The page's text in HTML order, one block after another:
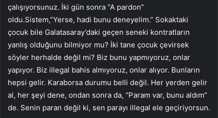
çalışıyorsunuz. İki gün sonra “A pardon”
oldu.Sistem,”Yerse, hadi bunu deneyelim.” Sokaktaki
çocuk bile Galatasaray’daki geçen seneki kontratların
yanlış olduğunu bilmiyor mu? İki tane çocuk çevirsek
söyler herhalde değil mi? Biz bunu yapmıyoruz, onlar
yapıyor. Biz illegal bahis almıyoruz, onlar alıyor. Bunların
hepsi gelir. Karaborsa durumu belli değil. Her yerden gelir
al, her şeyi dene, ondan sonra da, “Param var, bunu aldım”
de. Senin paran değil ki, sen parayı illegal ele geçiriyorsun.